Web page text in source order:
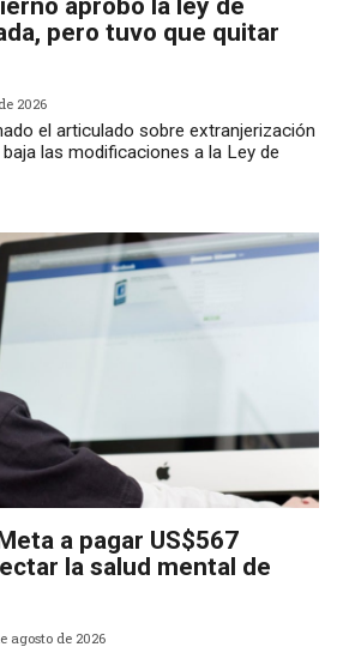
aprobó la ley de
pero tuvo que quitar
2026
el articulado sobre extranjerización
las modificaciones a la Ley de
a pagar US$567
la salud mental de
agosto de 2026